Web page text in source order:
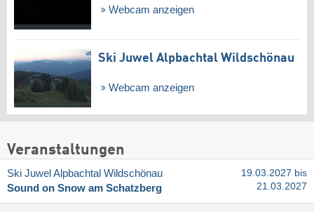
Webcam anzeigen
Ski Juwel Alpbachtal Wildschönau
Webcam anzeigen
Veranstaltungen
Ski Juwel Alpbachtal Wildschönau
Sound on Snow am Schatzberg
19.03.2027 bis
21.03.2027